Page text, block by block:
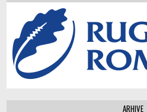
ARHIVE